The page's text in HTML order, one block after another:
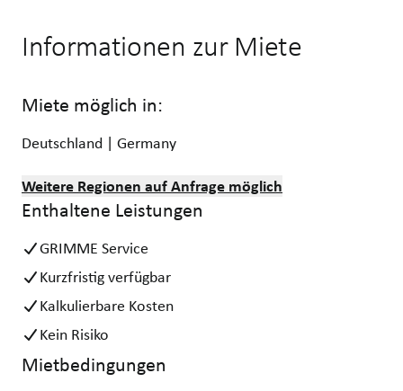
Informationen zur Miete
Miete möglich in:
Deutschland | Germany
Weitere Regionen auf Anfrage möglich
Enthaltene Leistungen
GRIMME Service
Kurzfristig verfügbar
Kalkulierbare Kosten
Kein Risiko
Mietbedingungen